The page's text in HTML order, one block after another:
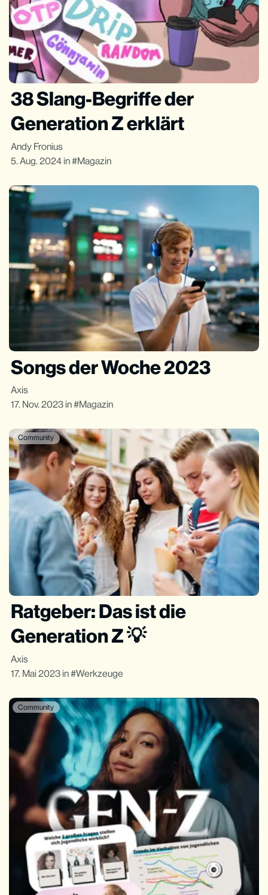
38 Slang-Begriffe der
Generation Z erklärt
Andy Fronius
5. Aug. 2024 in Magazin
Songs der Woche 2023
Axis
17. Nov. 2023 in Magazin
Community
Ratgeber: Das ist die
Generation Z 💡
Axis
17. Mai 2023 in Werkzeuge
Community